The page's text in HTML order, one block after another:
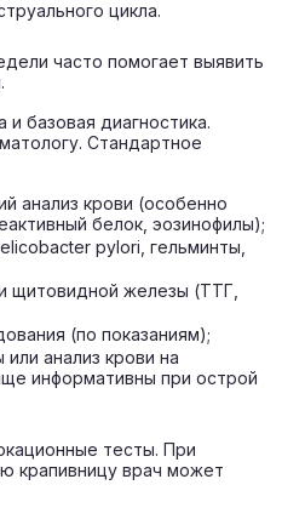
цикла.
часто помогает выявить
и базовая диагностика.
Стандартное
анализ крови (особенно
белок, эозинофилы);
pylori, гельминты,
щитовидной железы (ТТГ,
(по показаниям);
анализ крови на
информативны при острой
тесты. При
крапивницу врач может